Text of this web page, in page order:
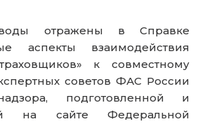
отражены в Справке
аспекты взаимодействия
к совместному
советов ФАС России
подготовленной и
на сайте Федеральной